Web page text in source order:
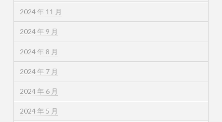
2024 年 11 月
2024 年 9 月
2024 年 8 月
2024 年 7 月
2024 年 6 月
2024 年 5 月